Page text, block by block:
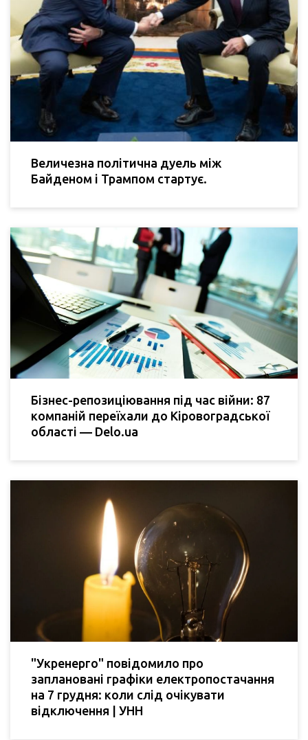
Величезна політична дуель між
Байденом і Трампом стартує.
Бізнес-репозиціювання під час війни: 87
компаній переїхали до Кіровоградської
області — Delo.ua
"Укренерго" повідомило про
заплановані графіки електропостачання
на 7 грудня: коли слід очікувати
відключення | УНН